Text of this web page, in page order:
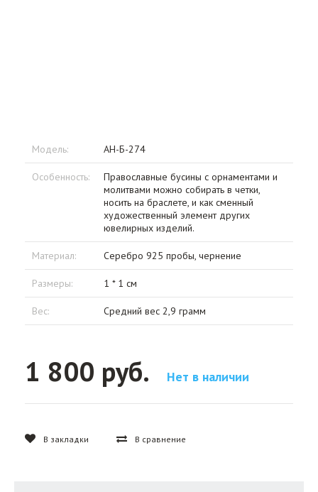
Модель: АН-Б-274
Особенность:
Православные бусины с орнаментами и
молитвами можно собирать в четки,
носить на браслете, и как сменный
художественный элемент других
ювелирных изделий.
Материал: Серебро 925 пробы, чернение
Размеры: 1 * 1 см
Вес: Средний вес 2,9 грамм
1 800 руб. Нет в наличии
В закладки В сравнение